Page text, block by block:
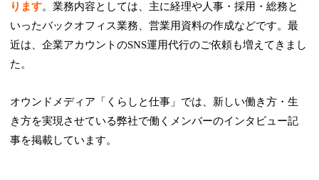
ります。業務内容としては、主に経理や人事・採用・総務と
いったバックオフィス業務、営業用資料の作成などです。最
近は、企業アカウントのSNS運用代行のご依頼も増えてきまし
た。
オウンドメディア「くらしと仕事」では、新しい働き方・生
き方を実現させている弊社で働くメンバーのインタビュー記
事を掲載しています。